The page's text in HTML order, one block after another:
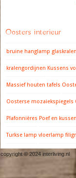
Oosters interieur
bruine hanglamp
kralengordijnen Kussens
Massief houten tafels
Oosterse mozaiekspiegels
Plafonnières Poef en kussen
Turkse lamp vloerlamp
copyright © 2024 interliving.nl